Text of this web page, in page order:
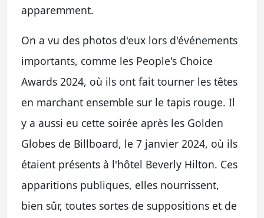
apparemment.
On a vu des photos d'eux lors d'événements
importants, comme les People's Choice
Awards 2024, où ils ont fait tourner les têtes
en marchant ensemble sur le tapis rouge. Il
y a aussi eu cette soirée après les Golden
Globes de Billboard, le 7 janvier 2024, où ils
étaient présents à l'hôtel Beverly Hilton. Ces
apparitions publiques, elles nourrissent,
bien sûr, toutes sortes de suppositions et de